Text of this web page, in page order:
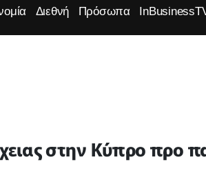
Διεθνή Πρόσωπα
στην Κύπρο προ